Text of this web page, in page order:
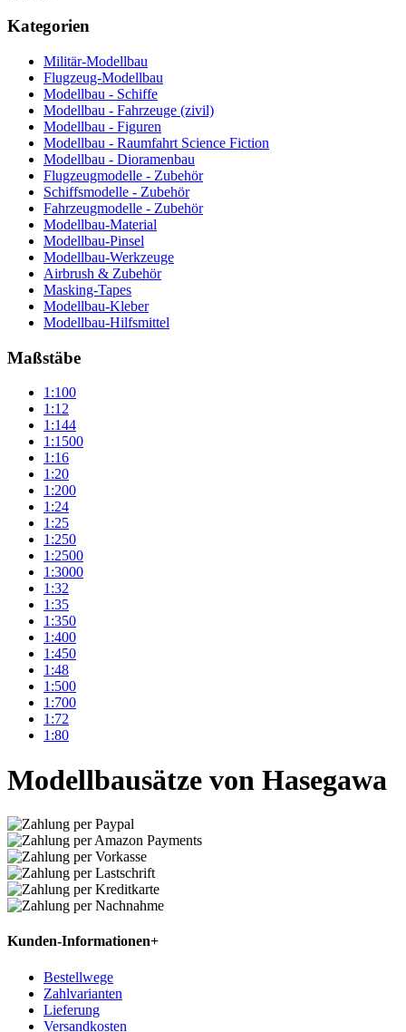
Kategorien
Militär-Modellbau
Flugzeug-Modellbau
Modellbau - Schiffe
Modellbau - Fahrzeuge (zivil)
Modellbau - Figuren
Modellbau - Raumfahrt Science Fiction
Modellbau - Dioramenbau
Flugzeugmodelle - Zubehör
Schiffsmodelle - Zubehör
Fahrzeugmodelle - Zubehör
Modellbau-Material
Modellbau-Pinsel
Modellbau-Werkzeuge
Airbrush & Zubehör
Masking-Tapes
Modellbau-Kleber
Modellbau-Hilfsmittel
Maßstäbe
1:100
1:12
1:144
1:1500
1:16
1:20
1:200
1:24
1:25
1:250
1:2500
1:3000
1:32
1:35
1:350
1:400
1:450
1:48
1:500
1:700
1:72
1:80
Modellbausätze von Hasegawa
Kunden-Informationen+
Bestellwege
Zahlvarianten
Lieferung
Versandkosten